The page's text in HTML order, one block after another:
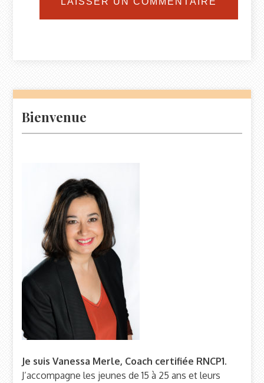
Bienvenue
Je suis Vanessa Merle, Coach certifiée RNCP1.
J’accompagne les jeunes de 15 à 25 ans et leurs